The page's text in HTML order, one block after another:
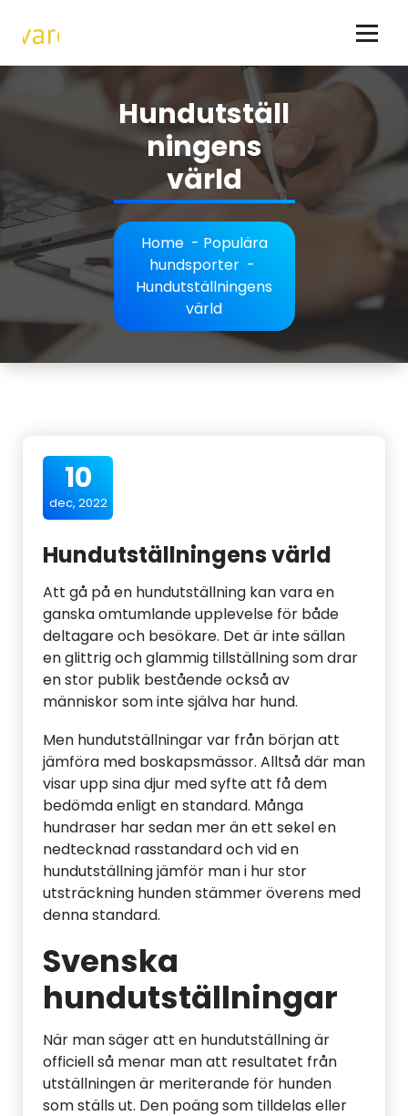
Hundutställ
ningens
värld
Home- Populära
hundsporter -
Hundutställningens
värld
10
dec, 2022
Hundutställningens värld
Att gå på en hundutställning kan vara en
ganska omtumlande upplevelse för både
deltagare och besökare. Det är inte sällan
en glittrig och glammig tillställning som drar
en stor publik bestående också av
människor som inte själva har hund.
Men hundutställningar var från början att
jämföra med boskapsmässor. Alltså där man
visar upp sina djur med syfte att få dem
bedömda enligt en standard. Många
hundraser har sedan mer än ett sekel en
nedtecknad rasstandard och vid en
hundutställning jämför man i hur stor
utsträckning hunden stämmer överens med
denna standard.
Svenska
hundutställningar
När man säger att en hundutställning är
officiell så menar man att resultatet från
utställningen är meriterande för hunden
som ställs ut. Den poäng som tilldelas eller